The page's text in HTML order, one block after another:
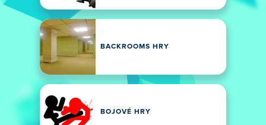
BACKROOMS HRY
BOJOVÉ HRY